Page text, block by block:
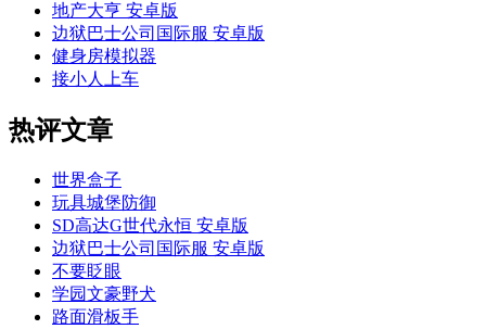
地产大亨 安卓版
边狱巴士公司国际服 安卓版
健身房模拟器
接小人上车
热评文章
世界盒子
玩具城堡防御
SD高达G世代永恒 安卓版
边狱巴士公司国际服 安卓版
不要眨眼
学园文豪野犬
路面滑板手